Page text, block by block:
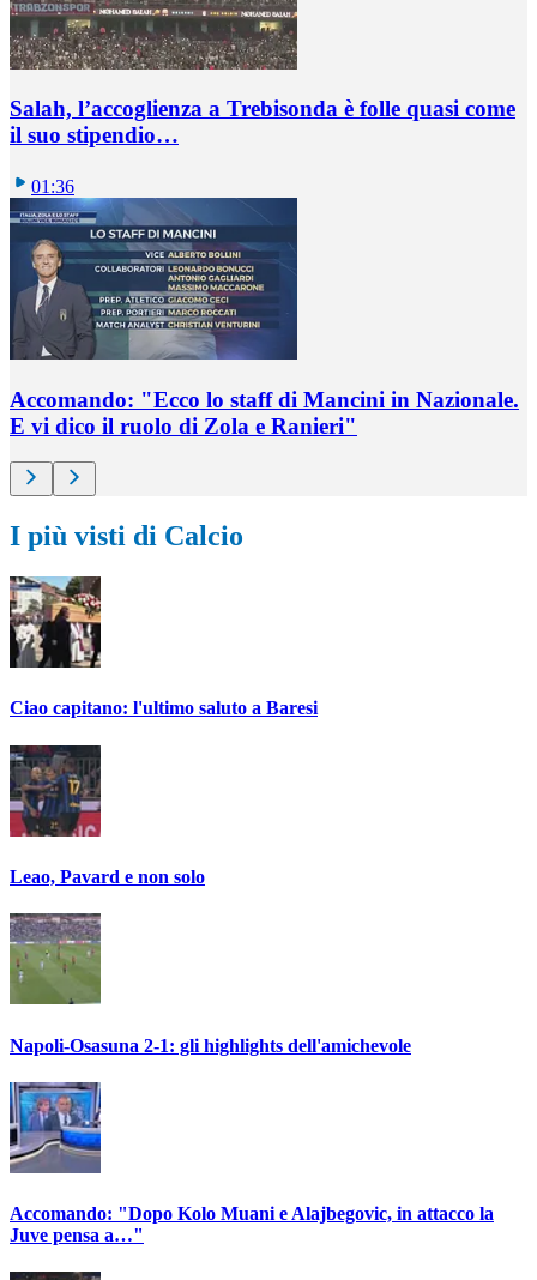
Salah, l’accoglienza a Trebisonda è folle quasi come
il suo stipendio…
01:36
Accomando: "Ecco lo staff di Mancini in Nazionale.
E vi dico il ruolo di Zola e Ranieri"
I più visti di Calcio
Ciao capitano: l'ultimo saluto a Baresi
Leao, Pavard e non solo
Napoli-Osasuna 2-1: gli highlights dell'amichevole
Accomando: "Dopo Kolo Muani e Alajbegovic, in attacco la
Juve pensa a…"